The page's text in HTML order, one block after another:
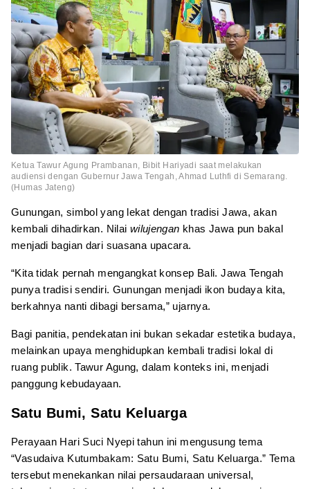
Ketua Tawur Agung Prambanan, Bibit Hariyadi saat melakukan
audiensi dengan Gubernur Jawa Tengah, Ahmad Luthfi di Semarang.
(Humas Jateng)
Gunungan, simbol yang lekat dengan tradisi Jawa, akan
kembali dihadirkan. Nilai wilujengan khas Jawa pun bakal
menjadi bagian dari suasana upacara.
“Kita tidak pernah mengangkat konsep Bali. Jawa Tengah
punya tradisi sendiri. Gunungan menjadi ikon budaya kita,
berkahnya nanti dibagi bersama,” ujarnya.
Bagi panitia, pendekatan ini bukan sekadar estetika budaya,
melainkan upaya menghidupkan kembali tradisi lokal di
ruang publik. Tawur Agung, dalam konteks ini, menjadi
panggung kebudayaan.
Satu Bumi, Satu Keluarga
Perayaan Hari Suci Nyepi tahun ini mengusung tema
“Vasudaiva Kutumbakam: Satu Bumi, Satu Keluarga.” Tema
tersebut menekankan nilai persaudaraan universal,